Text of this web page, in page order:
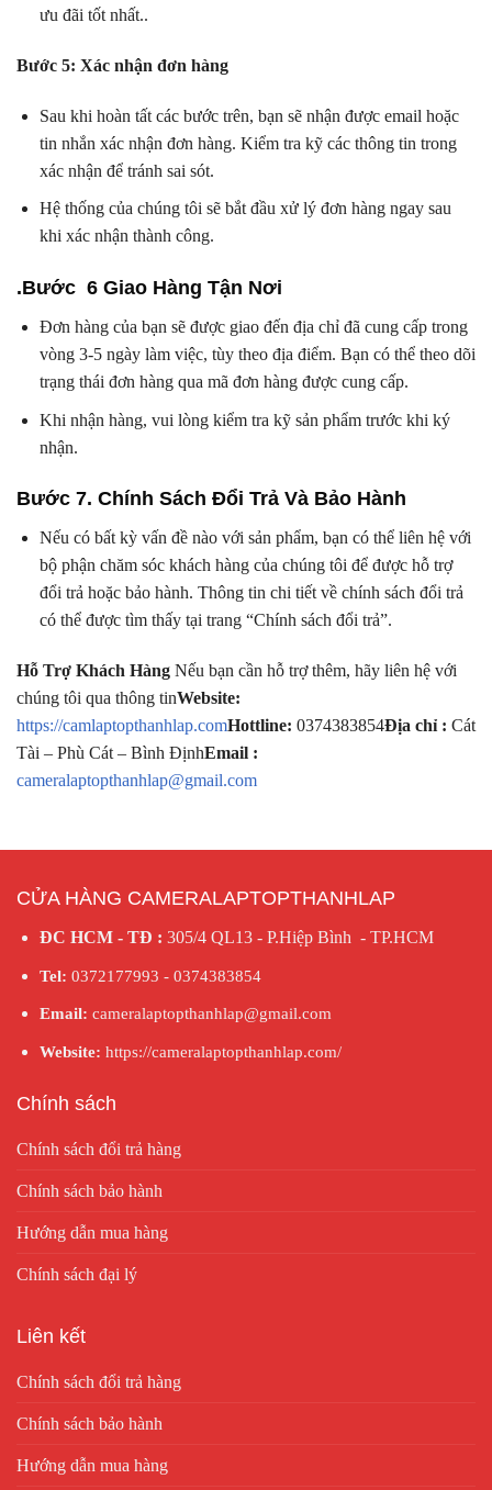
ưu đãi tốt nhất..
Bước 5: Xác nhận đơn hàng
Sau khi hoàn tất các bước trên, bạn sẽ nhận được email hoặc
tin nhắn xác nhận đơn hàng. Kiểm tra kỹ các thông tin trong
xác nhận để tránh sai sót.
Hệ thống của chúng tôi sẽ bắt đầu xử lý đơn hàng ngay sau
khi xác nhận thành công.
.Bước 6 Giao Hàng Tận Nơi
Đơn hàng của bạn sẽ được giao đến địa chỉ đã cung cấp trong
vòng 3-5 ngày làm việc, tùy theo địa điểm. Bạn có thể theo dõi
trạng thái đơn hàng qua mã đơn hàng được cung cấp.
Khi nhận hàng, vui lòng kiểm tra kỹ sản phẩm trước khi ký
nhận.
Bước 7. Chính Sách Đổi Trả Và Bảo Hành
Nếu có bất kỳ vấn đề nào với sản phẩm, bạn có thể liên hệ với
bộ phận chăm sóc khách hàng của chúng tôi để được hỗ trợ
đổi trả hoặc bảo hành. Thông tin chi tiết về chính sách đổi trả
có thể được tìm thấy tại trang “Chính sách đổi trả”.
Hỗ Trợ Khách Hàng Nếu bạn cần hỗ trợ thêm, hãy liên hệ với
chúng tôi qua thông tinWebsite:
https://camlaptopthanhlap.comHottline: 0374383854Địa chỉ : Cát
Tài – Phù Cát – Bình ĐịnhEmail :
cameralaptopthanhlap@gmail.com
CỬA HÀNG CAMERALAPTOPTHANHLAP
ĐC HCM - TĐ : 305/4 QL13 - P.Hiệp Bình - TP.HCM
Tel: 0372177993 - 0374383854
Email: cameralaptopthanhlap@gmail.com
Website: https://cameralaptopthanhlap.com/
Chính sách
Chính sách đổi trả hàng
Chính sách bảo hành
Hướng dẫn mua hàng
Chính sách đại lý
Liên kết
Chính sách đổi trả hàng
Chính sách bảo hành
Hướng dẫn mua hàng